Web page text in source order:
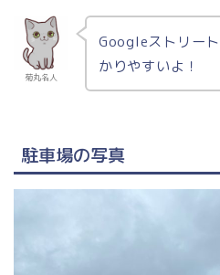
菊丸名人
Googleストリー
かりやすいよ！
駐車場の写真